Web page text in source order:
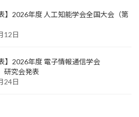
】2026年度 人工知能学会全国大会（第
12日
】2026年度 電子情報通信学会
研究会発表
24日